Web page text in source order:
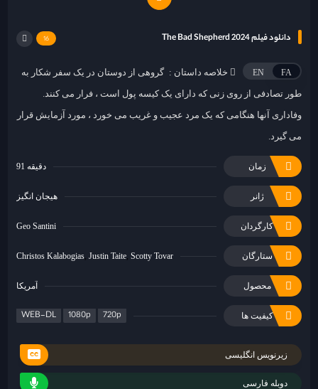
دانلود فیلم 2024 The Bad Shepherd 16
FA
EN خلاصه داستان : گروهی از دوستان در یک سفر شکار به
طور تصادفی از روی زنی که دارای یک کیسه پول است ، فرار می کنند.
وفاداری آنها هنگامی که یک مرد عجیب و غریب می خورد ، مورد آزمایش قرار
می گیرد.
زمان 91 دقیقه
ژانر هیجان انگیز
کارگردان Geo Santini
ستارگان Christos Kalabogias Justin Taite Scotty Tovar
محصول آمریکا
کیفیت ها WEB-DL 1080p 720p
زیرنویس انگلیسی
دوبله فارسی